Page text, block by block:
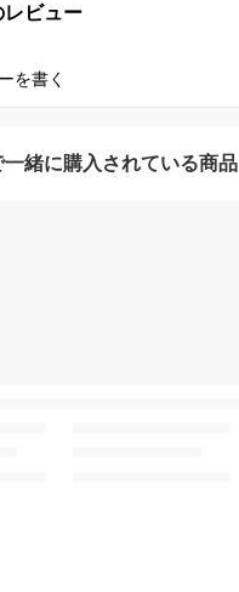
レビュー
を書く
緒に購入されている商品